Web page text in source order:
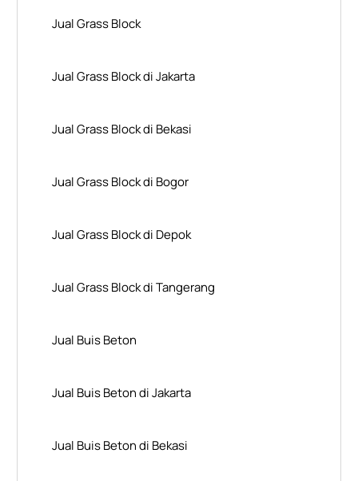
Jual Grass Block
Jual Grass Block di Jakarta
Jual Grass Block di Bekasi
Jual Grass Block di Bogor
Jual Grass Block di Depok
Jual Grass Block di Tangerang
Jual Buis Beton
Jual Buis Beton di Jakarta
Jual Buis Beton di Bekasi